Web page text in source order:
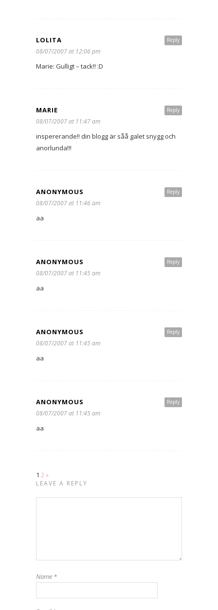
Reply
LOLITA
08/07/2007 at 12:06 pm
Marie: Gulligt – tack!! :D
Reply
MARIE
08/07/2007 at 11:47 am
inspererande!! din blogg är såå galet snygg och
anorlunda!!!
Reply
ANONYMOUS
08/07/2007 at 11:46 am
aa
Reply
ANONYMOUS
08/07/2007 at 11:45 am
aa
Reply
ANONYMOUS
08/07/2007 at 11:45 am
aa
Reply
ANONYMOUS
08/07/2007 at 11:45 am
aa
1 2 »
LEAVE A REPLY
Name *